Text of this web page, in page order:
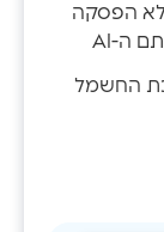
ללא הפסקה
את הסביבה הממוזגת באמצעות אלגוריתם ה-AI